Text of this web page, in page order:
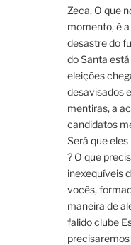
Zeca. O que
momento, é
desastre do
do Santa
eleições
desavisados
mentiras, a
candidatos
Será que
? O que
inexequíveis
vocês,
maneira de
falido clube